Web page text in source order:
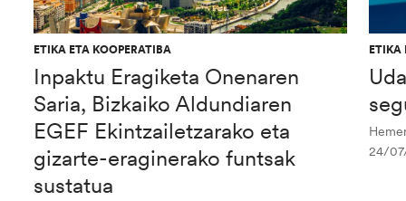
ETIKA ETA KOOPERATIBA
Inpaktu Eragiketa Onenaren
Saria, Bizkaiko Aldundiaren
EGEF Ekintzailetzarako eta
gizarte-eraginerako funtsak
sustatua
ETIKA
24/